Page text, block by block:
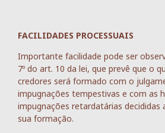
FACILIDADES PROCESSUAIS
Importante facilidade pode ser
7º do art. 10 da lei, que prevê que o
credores será formado com o
impugnações tempestivas e com as
impugnações retardatárias
sua formação.